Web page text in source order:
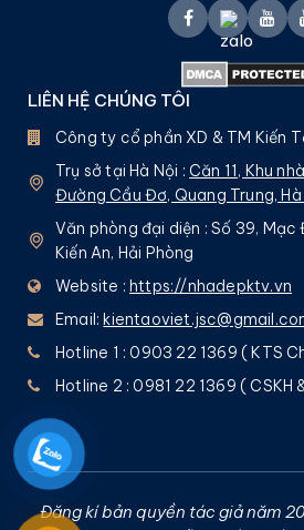
LIÊN HỆ CHÚNG TÔI
Công ty cổ phần XD & TM Kiến
Trụ sở tại Hà Nội : Căn 11, Khu
Đường Cầu Đơ, Quang Trung,
Văn phòng đại diện : Số 39, Mạc
Kiến An, Hải Phòng
Website : https://nhadepktv.vn
Email:
Hotline 1 : 0903 22 1369 ( KTS
Hotline 2 : 0981 22 1369 ( CSKH
Đăng kí bản quyền tác giả năm